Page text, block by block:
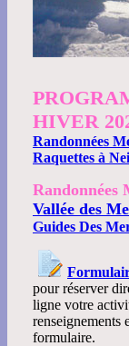
HIVER
Randonnées
Raquettes à
Randonnées
Vallée des
Guides Des
pour réserver
ligne votre
renseignements
formulaire.